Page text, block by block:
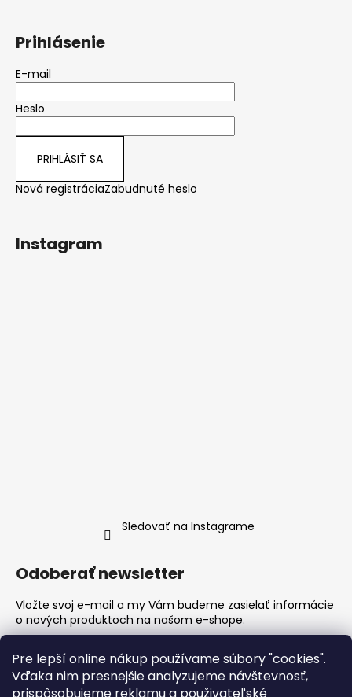
Pre lepší online nákup používame súbory "cookies".
Vďaka nim presnejšie analyzujeme návštevnosť,
Prihlásenie
E-mail
Heslo
PRIHLÁSIŤ SA
Nová registráciaZabudnuté heslo
Instagram
Sledovať na Instagrame
Odoberať newsletter
Vložte svoj e-mail a my Vám budeme zasielať informácie
o nových produktoch na našom e-shope.
Vložením e-mailu súhlasíte spodmienkami ochrany